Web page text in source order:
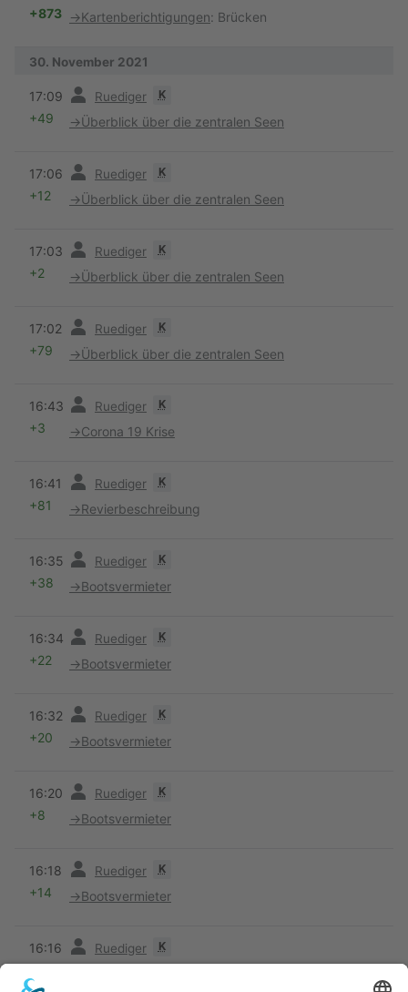
+873 →Kartenberichtigungen: Brücken
30. November 2021
17:09 Ruediger K
+49 →Überblick über die zentralen Seen
17:06 Ruediger K
+12 →Überblick über die zentralen Seen
17:03 Ruediger K
+2 →Überblick über die zentralen Seen
17:02 Ruediger K
+79 →Überblick über die zentralen Seen
16:43 Ruediger K
+3 →Corona 19 Krise
16:41 Ruediger K
+81 →Revierbeschreibung
16:35 Ruediger K
+38 →Bootsvermieter
16:34 Ruediger K
+22 →Bootsvermieter
16:32 Ruediger K
+20 →Bootsvermieter
16:20 Ruediger K
+8 →Bootsvermieter
16:18 Ruediger K
+14 →Bootsvermieter
16:16 Ruediger K